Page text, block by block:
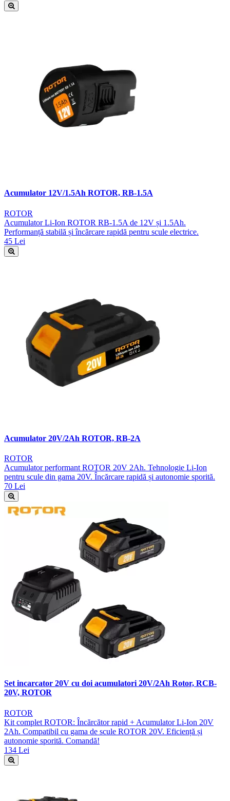
Acumulator 12V/1.5Ah ROTOR, RB-1.5A
ROTOR
Acumulator Li-Ion ROTOR RB-1.5A de 12V și 1.5Ah.
Performanță stabilă și încărcare rapidă pentru scule electrice.
45 Lei
Acumulator 20V/2Ah ROTOR, RB-2A
ROTOR
Acumulator performant ROTOR 20V 2Ah. Tehnologie Li-Ion
pentru scule din gama 20V. Încărcare rapidă și autonomie sporită.
70 Lei
Set incarcator 20V cu doi acumulatori 20V/2Ah Rotor, RCB-
20V, ROTOR
ROTOR
Kit complet ROTOR: Încărcător rapid + Acumulator Li-Ion 20V
2Ah. Compatibil cu gama de scule ROTOR 20V. Eficiență și
autonomie sporită. Comandă!
134 Lei